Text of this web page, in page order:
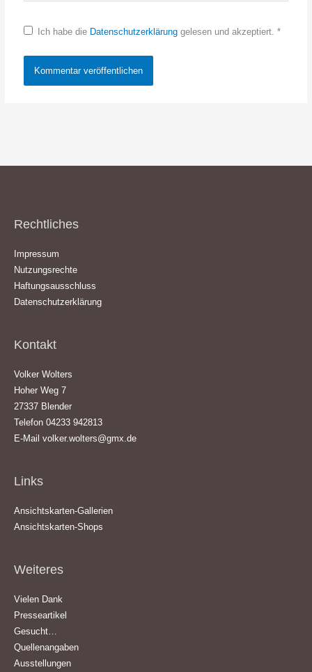
Ich habe die Datenschutzerklärunggelesen und akzeptiert. *
Rechtliches
Impressum
Nutzungsrechte
Haftungsausschluss
Datenschutzerklärung
Kontakt
Volker Wolters
Hoher Weg 7
27337 Blender
Telefon 04233 942813
E-Mail volker.wolters@gmx.de
Links
Ansichtskarten-Gallerien
Ansichtskarten-Shops
Weiteres
Vielen Dank
Presseartikel
Gesucht…
Quellenangaben
Ausstellungen